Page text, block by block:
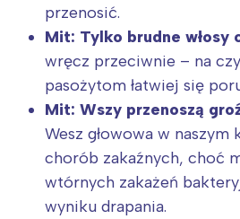
przenosić.
Mit: Tylko brudne włosy
wręcz przeciwnie – na
pasożytom łatwiej się
Mit: Wszy przenoszą
Wesz głowowa w
chorób zakaźnych, choć
wtórnych zakażeń
wyniku drapania.